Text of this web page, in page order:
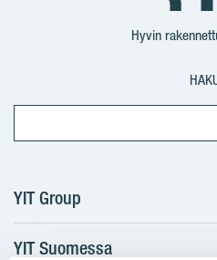
Suomi
Hyvin
YIT Group
Tietoa YIT:stä
YIT Suomessa